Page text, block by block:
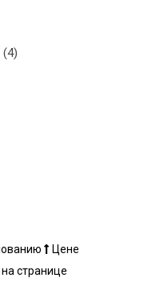
(4)
Цене
на странице